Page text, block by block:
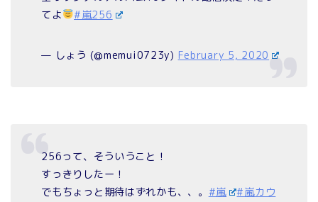
てよ
#嵐256
— しょう (@memui0723y) February 5, 2020
256って、そういうこと！
すっきりしたー！
でもちょっと期待はずれかも、、。 #嵐
#嵐カウ